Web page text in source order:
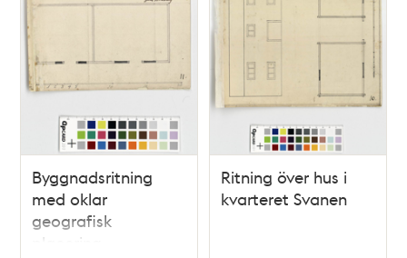
Byggnadsritning
med oklar
geografisk
placering
Ritning över hus i
kvarteret Svanen